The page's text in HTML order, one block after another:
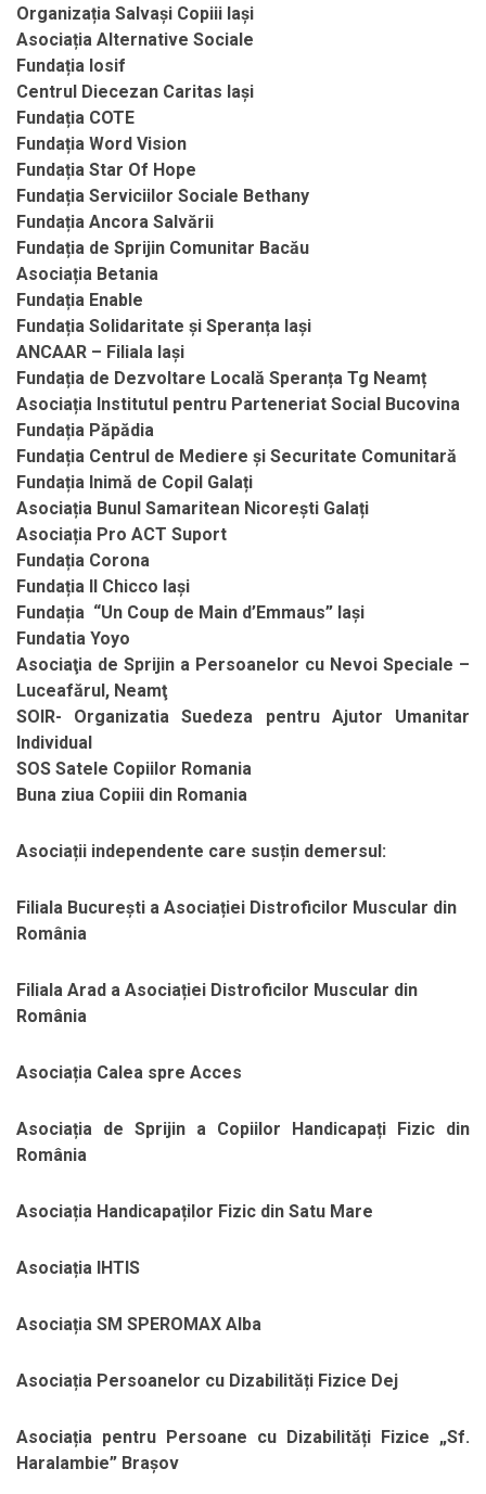
Organizația Salvași Copiii Iași
Asociația Alternative Sociale
Fundația Iosif
Centrul Diecezan Caritas Iași
Fundația COTE
Fundația Word Vision
Fundația Star Of Hope
Fundația Serviciilor Sociale Bethany
Fundația Ancora Salvării
Fundația de Sprijin Comunitar Bacău
Asociația Betania
Fundația Enable
Fundația Solidaritate și Speranța Iași
ANCAAR – Filiala Iași
Fundația de Dezvoltare Locală Speranța Tg Neamț
Asociația Institutul pentru Parteneriat Social Bucovina
Fundația Păpădia
Fundația Centrul de Mediere și Securitate Comunitară
Fundația Inimă de Copil Galați
Asociația Bunul Samaritean Nicorești Galați
Asociația Pro ACT Suport
Fundația Corona
Fundația Il Chicco Iași
Fundația “Un Coup de Main d’Emmaus” Iași
Fundatia Yoyo
Asociaţia de Sprijin a Persoanelor cu Nevoi Speciale –
Luceafărul, Neamţ
SOIR- Organizatia Suedeza pentru Ajutor Umanitar
Individual
SOS Satele Copiilor Romania
Buna ziua Copiii din Romania
Asociații independente care susțin demersul:
Filiala București a Asociației Distroficilor Muscular din
România
Filiala Arad a Asociației Distroficilor Muscular din
România
Asociația Calea spre Acces
Asociația de Sprijin a Copiilor Handicapați Fizic din
România
Asociația Handicapaților Fizic din Satu Mare
Asociația IHTIS
Asociația SM SPEROMAX Alba
Asociația Persoanelor cu Dizabilități Fizice Dej
Asociația pentru Persoane cu Dizabilități Fizice „Sf.
Haralambie” Brașov